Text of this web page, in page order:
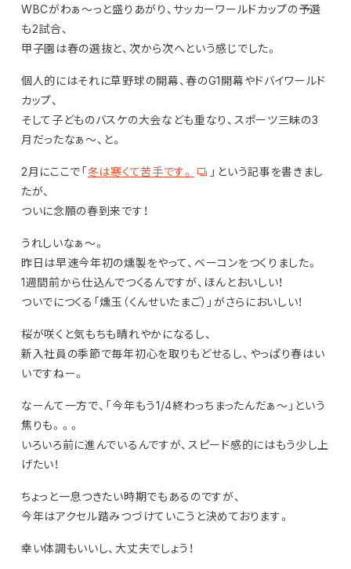
WBCがわぁ～っと盛りあがり、サッカーワールドカップの予選
も2試合、
甲子園は春の選抜と、次から次へという感じでした。
個人的にはそれに草野球の開幕、春のG1開幕やドバイワールド
カップ、
そして子どものバスケの大会なども重なり、スポーツ三昧の3
月だったなぁ～、と。
2月にここで「冬は寒くて苦手です。
」という記事を書きまし
たが、
ついに念願の春到来です！
うれしいなぁ～。
昨日は早速今年初の燻製をやって、ベーコンをつくりました。
1週間前から仕込んでつくるんですが、ほんとおいしい！
ついでにつくる「燻玉（くんせいたまご）」がさらにおいしい！
桜が咲くと気もちも晴れやかになるし、
新入社員の季節で毎年初心を取りもどせるし、やっぱり春はい
いですねー。
なーんて一方で、「今年もう1/4終わっちまったんだぁ～」という
焦りも。。。
いろいろ前に進んでいるんですが、スピード感的にはもう少し上
げたい！
ちょっと一息つきたい時期でもあるのですが、
今年はアクセル踏みつづけていこうと決めております。
幸い体調もいいし、大丈夫でしょう！